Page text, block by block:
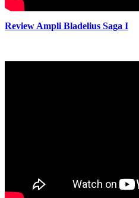
Review Ampli Bladelius Saga I